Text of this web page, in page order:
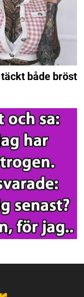
både bröst